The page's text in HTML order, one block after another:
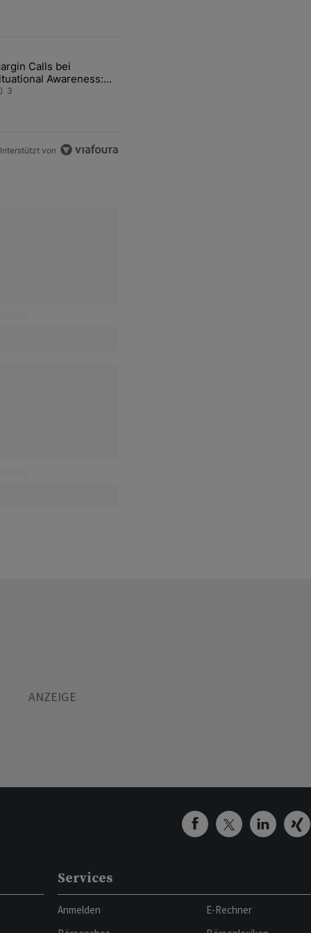
Artikel der letzten 7 days.
der Zentralbanken könnte Goldpreis weiter belasten" mit 5
mit dem Titel "Margin Calls bei Situational Awareness: Alles
Calls bei
Awareness:
über den Retter-
3
von
Services
Anmelden
E-Rechner